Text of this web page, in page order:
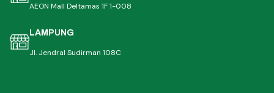
AEON Mall Deltamas 1F 1-008
LAMPUNG
Jl. Jendral Sudirman 108C